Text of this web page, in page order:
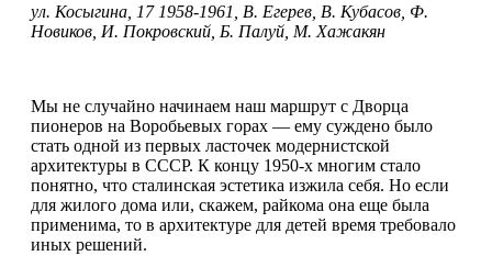
ул. Косыгина, 17 1958-1961, В. Егерев, В. Кубасов, Ф.
Новиков, И. Покровский, Б. Палуй, М. Хажакян
Мы не случайно начинаем наш маршрут с Дворца
пионеров на Воробьевых горах — ему суждено было
стать одной из первых ласточек модернистской
архитектуры в СССР. К концу 1950-х многим стало
понятно, что сталинская эстетика изжила себя. Но если
для жилого дома или, скажем, райкома она еще была
применима, то в архитектуре для детей время требовало
иных решений.